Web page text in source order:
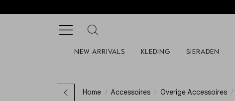
New arrivals Kleding Sieraden
Home Accessoires Overige Accessoires